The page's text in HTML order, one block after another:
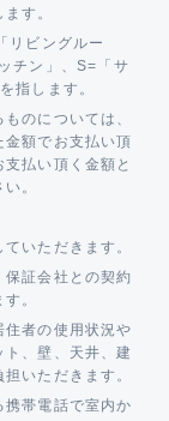
す。
リビングルー
チン」、S=「サ
指します。
のについては、
額でお支払い頂
払い頂く金額と
。
いただきます。
証会社との契約
。
者の使用状況や
、壁、天井、建
いただきます。
帯電話で室内か